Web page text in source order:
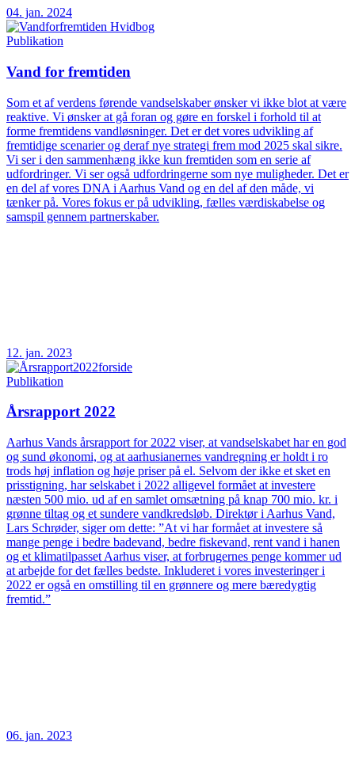
04. jan. 2024
Publikation
Vand for fremtiden
Som et af verdens førende vandselskaber ønsker vi ikke blot at være
reaktive. Vi ønsker at gå foran og gøre en forskel i forhold til at
forme fremtidens vandløsninger. Det er det vores udvikling af
fremtidige scenarier og deraf nye strategi frem mod 2025 skal sikre.
Vi ser i den sammenhæng ikke kun fremtiden som en serie af
udfordringer. Vi ser også udfordringerne som nye muligheder. Det er
en del af vores DNA i Aarhus Vand og en del af den måde, vi
tænker på. Vores fokus er på udvikling, fælles værdiskabelse og
samspil gennem partnerskaber.
12. jan. 2023
Publikation
Årsrapport 2022
Aarhus Vands årsrapport for 2022 viser, at vandselskabet har en god
og sund økonomi, og at aarhusianernes vandregning er holdt i ro
trods høj inflation og høje priser på el. Selvom der ikke et sket en
prisstigning, har selskabet i 2022 alligevel formået at investere
næsten 500 mio. ud af en samlet omsætning på knap 700 mio. kr. i
grønne tiltag og et sundere vandkredsløb. Direktør i Aarhus Vand,
Lars Schrøder, siger om dette: ”At vi har formået at investere så
mange penge i bedre badevand, bedre fiskevand, rent vand i hanen
og et klimatilpasset Aarhus viser, at forbrugernes penge kommer ud
at arbejde for det fælles bedste. Inkluderet i vores investeringer i
2022 er også en omstilling til en grønnere og mere bæredygtig
fremtid.”
06. jan. 2023